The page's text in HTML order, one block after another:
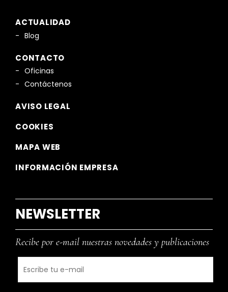
ACTUALIDAD
Blog
CONTACTO
Oficinas
Contáctenos
AVISO LEGAL
COOKIES
MAPA WEB
INFORMACIÓN EMPRESA
NEWSLETTER
Recibe por e-mail nuestras novedades y publicaciones